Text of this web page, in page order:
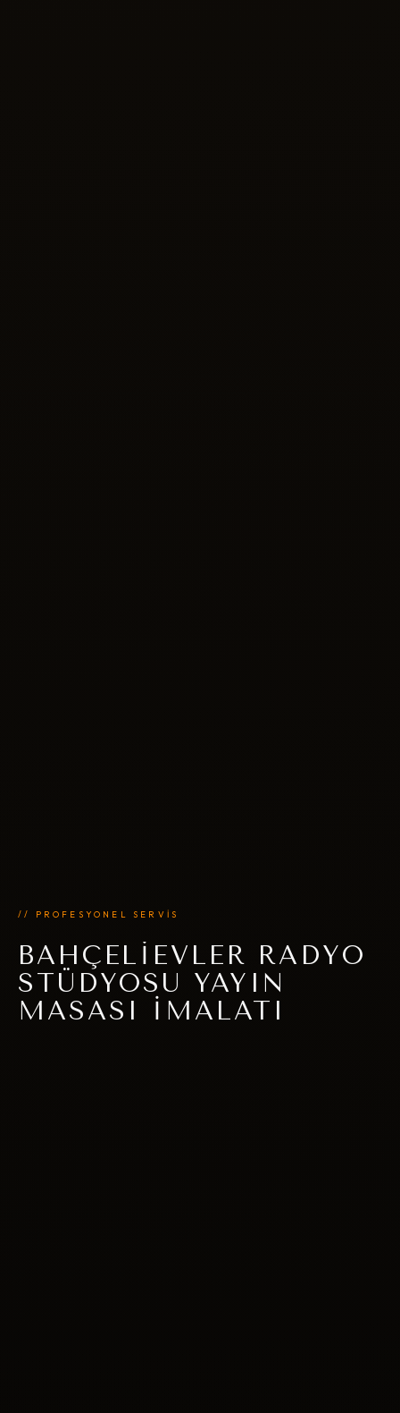
// PROFESYONEL SERVİS
BAHÇELIEVLER RADYO
STÜDYOSU YAYIN
MASASI İMALATI